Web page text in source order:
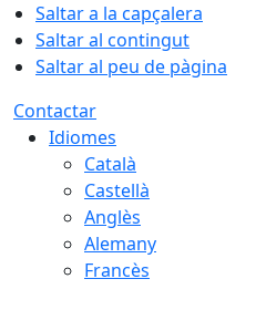
Saltar a la capçalera
Saltar al contingut
Saltar al peu de pàgina
Contactar
Idiomes
Català
Castellà
Anglès
Alemany
Francès